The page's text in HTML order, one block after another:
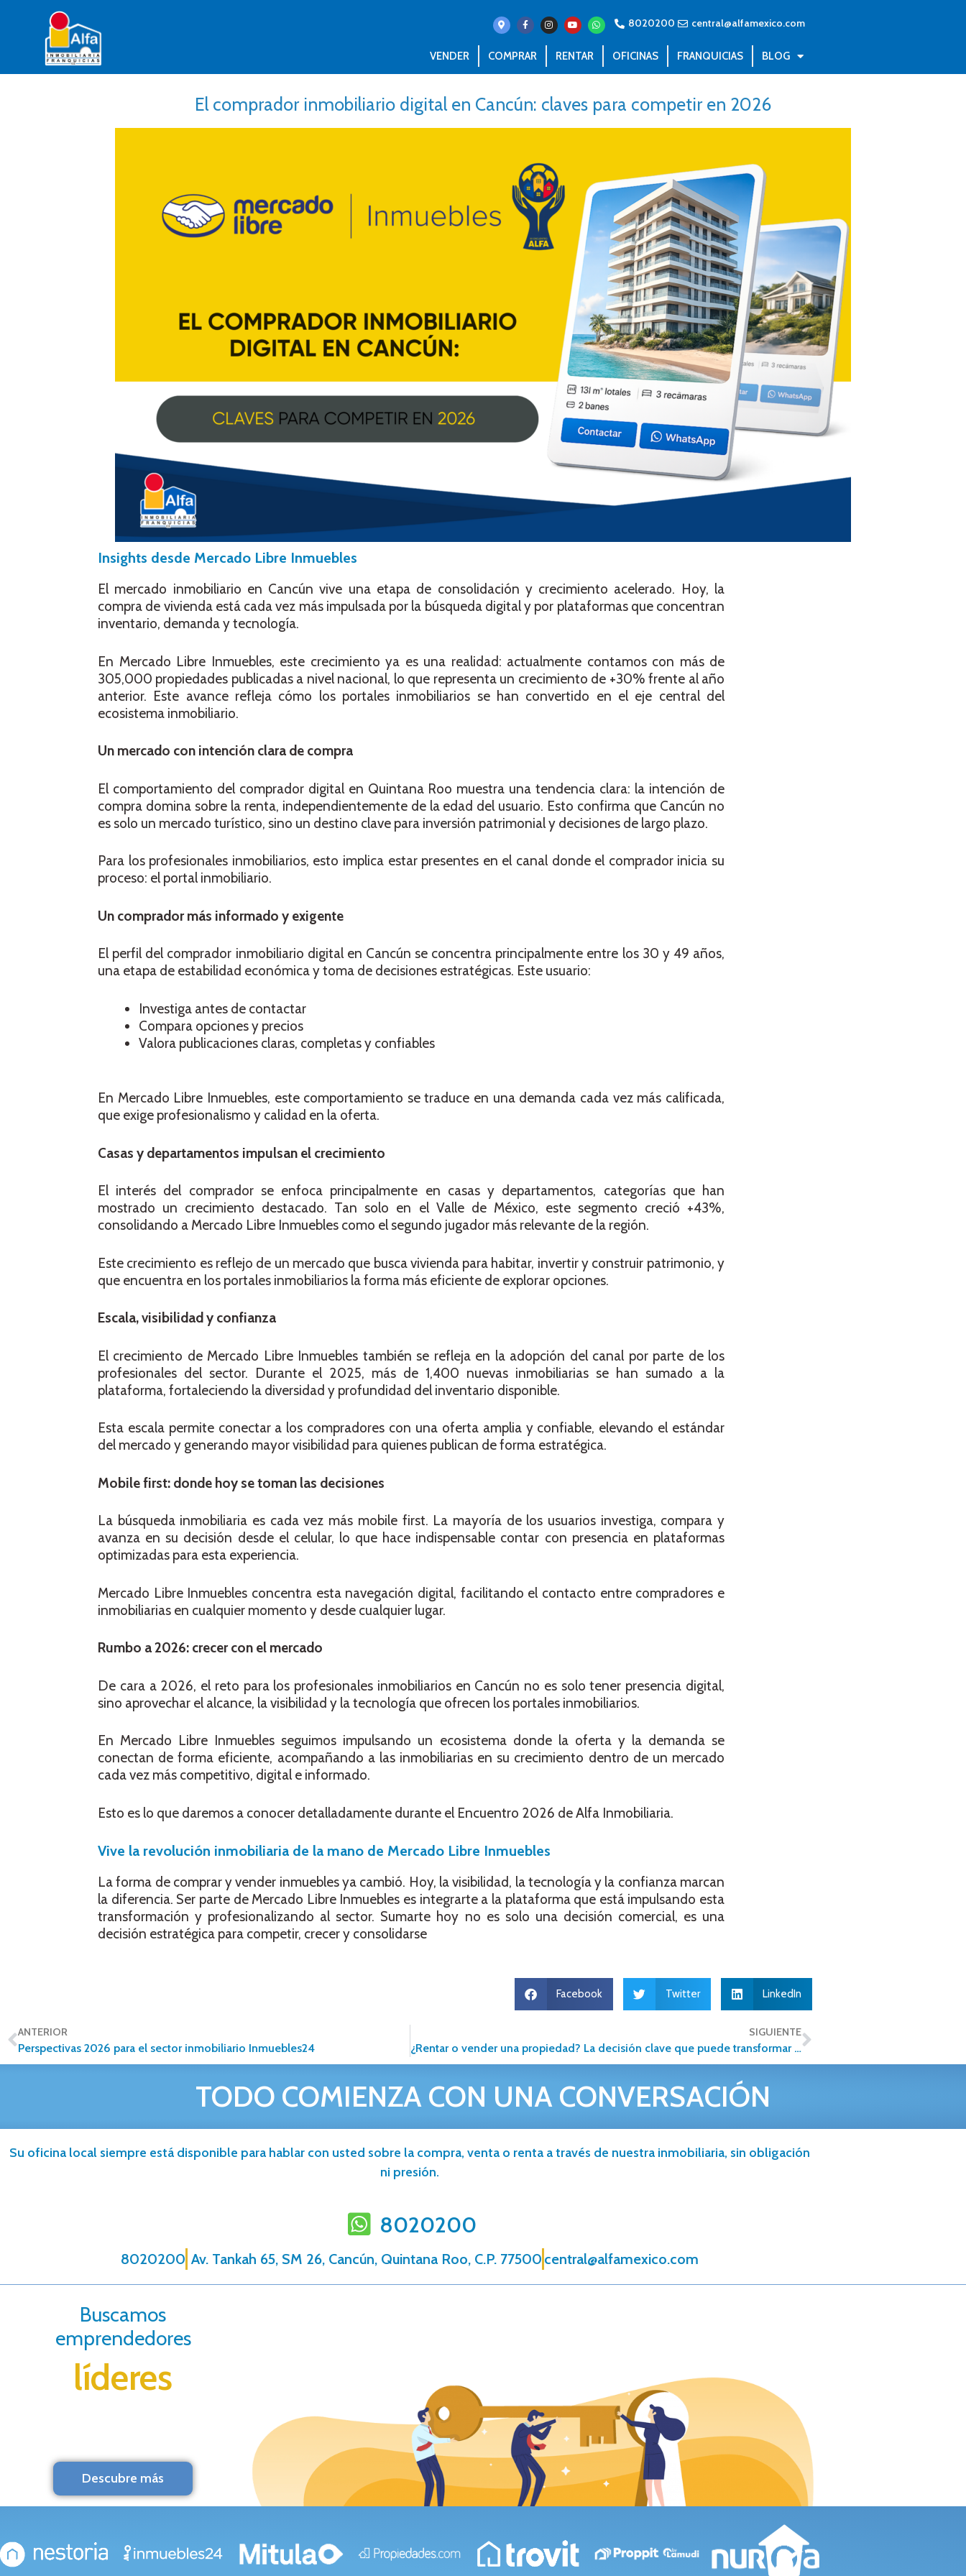
8020200 central@alfamexico.com
VENDER COMPRAR RENTAR OFICINAS FRANQUICIAS BLOG
El comprador inmobiliario digital en Cancún: claves para competir en 2026
Insights desde Mercado Libre Inmuebles
El mercado inmobiliario en Cancún vive una etapa de consolidación y crecimiento acelerado. Hoy, la
compra de vivienda está cada vez más impulsada por la búsqueda digital y por plataformas que concentran
inventario, demanda y tecnología.
En Mercado Libre Inmuebles, este crecimiento ya es una realidad: actualmente contamos con más de
305,000 propiedades publicadas a nivel nacional, lo que representa un crecimiento de +30% frente al año
anterior. Este avance refleja cómo los portales inmobiliarios se han convertido en el eje central del
ecosistema inmobiliario.
Un mercado con intención clara de compra
El comportamiento del comprador digital en Quintana Roo muestra una tendencia clara: la intención de
compra domina sobre la renta, independientemente de la edad del usuario. Esto confirma que Cancún no
es solo un mercado turístico, sino un destino clave para inversión patrimonial y decisiones de largo plazo.
Para los profesionales inmobiliarios, esto implica estar presentes en el canal donde el comprador inicia su
proceso: el portal inmobiliario.
Un comprador más informado y exigente
El perfil del comprador inmobiliario digital en Cancún se concentra principalmente entre los 30 y 49 años,
una etapa de estabilidad económica y toma de decisiones estratégicas. Este usuario:
Investiga antes de contactar
Compara opciones y precios
Valora publicaciones claras, completas y confiables
En Mercado Libre Inmuebles, este comportamiento se traduce en una demanda cada vez más calificada,
que exige profesionalismo y calidad en la oferta.
Casas y departamentos impulsan el crecimiento
El interés del comprador se enfoca principalmente en casas y departamentos, categorías que han
mostrado un crecimiento destacado. Tan solo en el Valle de México, este segmento creció +43%,
consolidando a Mercado Libre Inmuebles como el segundo jugador más relevante de la región.
Este crecimiento es reflejo de un mercado que busca vivienda para habitar, invertir y construir patrimonio, y
que encuentra en los portales inmobiliarios la forma más eficiente de explorar opciones.
Escala, visibilidad y confianza
El crecimiento de Mercado Libre Inmuebles también se refleja en la adopción del canal por parte de los
profesionales del sector. Durante el 2025, más de 1,400 nuevas inmobiliarias se han sumado a la
plataforma, fortaleciendo la diversidad y profundidad del inventario disponible.
Esta escala permite conectar a los compradores con una oferta amplia y confiable, elevando el estándar
del mercado y generando mayor visibilidad para quienes publican de forma estratégica.
Mobile first: donde hoy se toman las decisiones
La búsqueda inmobiliaria es cada vez más mobile first. La mayoría de los usuarios investiga, compara y
avanza en su decisión desde el celular, lo que hace indispensable contar con presencia en plataformas
optimizadas para esta experiencia.
Mercado Libre Inmuebles concentra esta navegación digital, facilitando el contacto entre compradores e
inmobiliarias en cualquier momento y desde cualquier lugar.
Rumbo a 2026: crecer con el mercado
De cara a 2026, el reto para los profesionales inmobiliarios en Cancún no es solo tener presencia digital,
sino aprovechar el alcance, la visibilidad y la tecnología que ofrecen los portales inmobiliarios.
En Mercado Libre Inmuebles seguimos impulsando un ecosistema donde la oferta y la demanda se
conectan de forma eficiente, acompañando a las inmobiliarias en su crecimiento dentro de un mercado
cada vez más competitivo, digital e informado.
Esto es lo que daremos a conocer detalladamente durante el Encuentro 2026 de Alfa Inmobiliaria.
Vive la revolución inmobiliaria de la mano de Mercado Libre Inmuebles
La forma de comprar y vender inmuebles ya cambió. Hoy, la visibilidad, la tecnología y la confianza marcan
la diferencia. Ser parte de Mercado Libre Inmuebles es integrarte a la plataforma que está impulsando esta
transformación y profesionalizando al sector. Sumarte hoy no es solo una decisión comercial, es una
decisión estratégica para competir, crecer y consolidarse
Facebook Twitter LinkedIn
ANTERIOR
Perspectivas 2026 para el sector inmobiliario Inmuebles24
SIGUIENTE
¿Rentar o vender una propiedad? La decisión clave que puede transformar tu patrimonio
TODO COMIENZA CON UNA CONVERSACIÓN
Su oficina local siempre está disponible para hablar con usted sobre la compra, venta o renta a través de nuestra inmobiliaria, sin obligación
ni presión.
8020200
8020200 Av. Tankah 65, SM 26, Cancún, Quintana Roo, C.P. 77500 central@alfamexico.com
Buscamos
emprendedores
líderes
Descubre más